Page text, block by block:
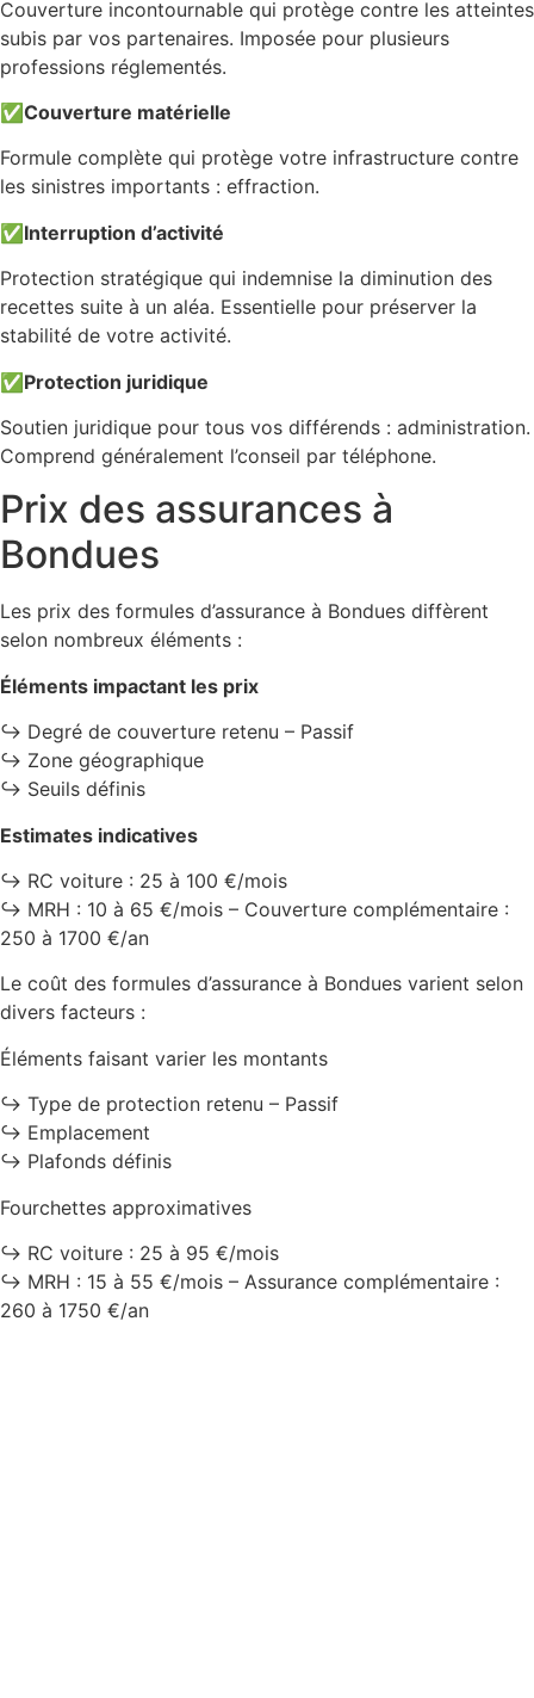
Couverture incontournable qui protège contre les atteintes
subis par vos partenaires. Imposée pour plusieurs
professions réglementés.
✅Couverture matérielle
Formule complète qui protège votre infrastructure contre
les sinistres importants : effraction.
✅Interruption d’activité
Protection stratégique qui indemnise la diminution des
recettes suite à un aléa. Essentielle pour préserver la
stabilité de votre activité.
✅Protection juridique
Soutien juridique pour tous vos différends : administration.
Comprend généralement l’conseil par téléphone.
Prix des assurances à
Bondues
Les prix des formules d’assurance à Bondues diffèrent
selon nombreux éléments :
Éléments impactant les prix
↪️ Degré de couverture retenu – Passif
↪️ Zone géographique
↪️ Seuils définis
Estimates indicatives
↪️ RC voiture : 25 à 100 €/mois
↪️ MRH : 10 à 65 €/mois – Couverture complémentaire :
250 à 1700 €/an
Le coût des formules d’assurance à Bondues varient selon
divers facteurs :
Éléments faisant varier les montants
↪️ Type de protection retenu – Passif
↪️ Emplacement
↪️ Plafonds définis
Fourchettes approximatives
↪️ RC voiture : 25 à 95 €/mois
↪️ MRH : 15 à 55 €/mois – Assurance complémentaire :
260 à 1750 €/an